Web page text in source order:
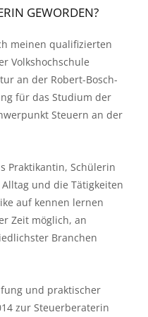
GEWORDEN?
meinen qualifizierten
Volkshochschule
an der Robert-Bosch-
für das Studium der
Steuern an der
Praktikantin, Schülerin
und die Tätigkeiten
auf kennen lernen
Zeit möglich, an
Branchen
und praktischer
zur Steuerberaterin